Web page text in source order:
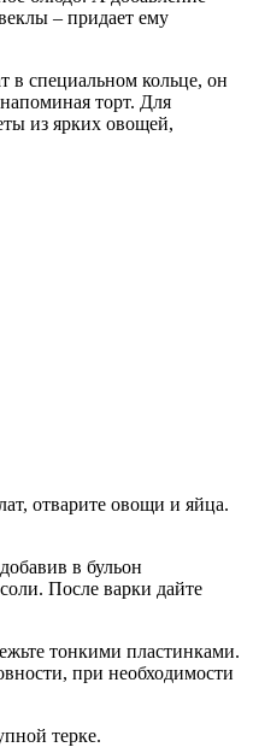
– придает ему
в специальном кольце, он
торт. Для
из ярких овощей,
отварите овощи и яйца.
в бульон
После варки дайте
тонкими пластинками.
при необходимости
терке.